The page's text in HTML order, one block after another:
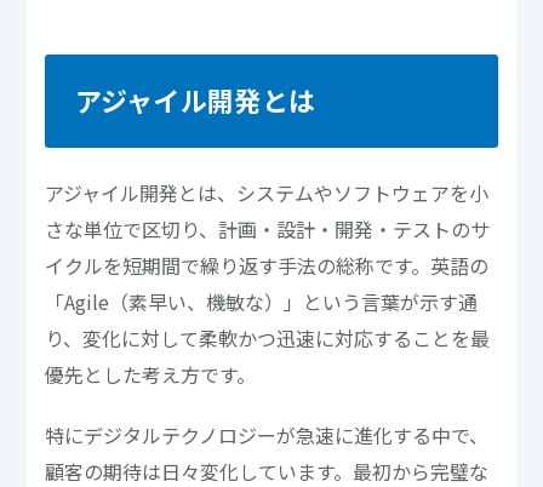
アジャイル開発とは
アジャイル開発とは、システムやソフトウェアを小
さな単位で区切り、計画・設計・開発・テストのサ
イクルを短期間で繰り返す手法の総称です。英語の
「Agile（素早い、機敏な）」という言葉が示す通
り、変化に対して柔軟かつ迅速に対応することを最
優先とした考え方です。
特にデジタルテクノロジーが急速に進化する中で、
顧客の期待は日々変化しています。最初から完璧な